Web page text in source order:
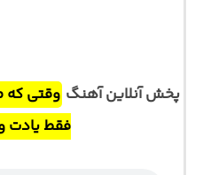
پخش آنلاین آهنگ وقتی که
فقط یادت